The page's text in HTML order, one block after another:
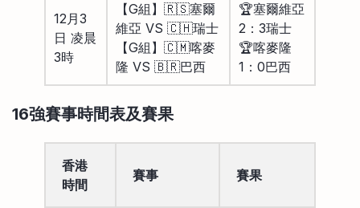
12月3
日 凌晨
3時
【G組】🇷🇸塞爾
維亞 VS 🇨🇭瑞士
【G組】🇨🇲喀麥
隆 VS 🇧🇷巴西
🏆塞爾維亞
2：3瑞士
🏆喀麥隆
1：0巴西
16強賽事時間表及賽果
香港
時間
賽事 賽果